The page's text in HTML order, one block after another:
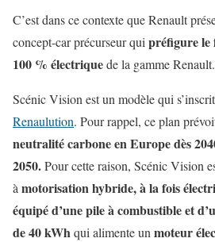
C’est dans ce contexte que Renault
concept-car précurseur qui préfigure le
100 % électriquede la gamme Renault.
Scénic Vision est un modèle qui
Renaulution. Pour rappel, ce plan
neutralité carbone en Europe dès
2050.Pour cette raison, Scénic Vision
à motorisation hybride, à la fois
équipé d’une pile à combustible et
de 40 kWhqui alimente un moteur